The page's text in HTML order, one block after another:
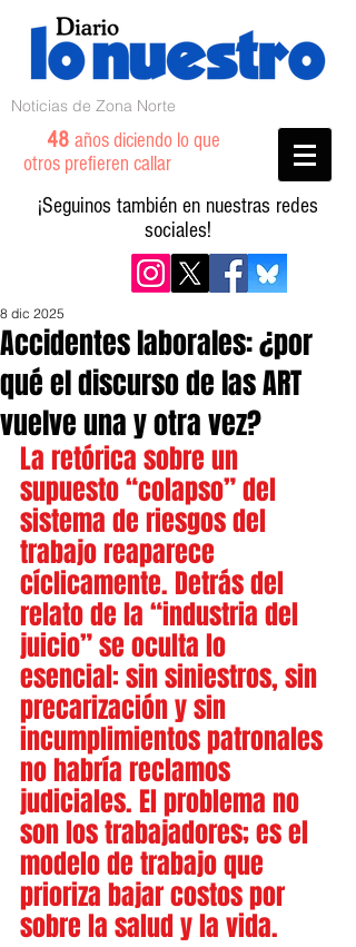
Noticias de Zona Norte
48 años diciendo lo que
otros prefieren callar
¡Seguinos también en nuestras redes
sociales!
Accidentes laborales: ¿por
qué el discurso de las ART
vuelve una y otra vez?
8 dic 2025
La retórica sobre un
supuesto “colapso” del
sistema de riesgos del
trabajo reaparece
cíclicamente. Detrás del
relato de la “industria del
juicio” se oculta lo
esencial: sin siniestros, sin
precarización y sin
incumplimientos patronales
no habría reclamos
judiciales. El problema no
son los trabajadores; es el
modelo de trabajo que
prioriza bajar costos por
sobre la salud y la vida.